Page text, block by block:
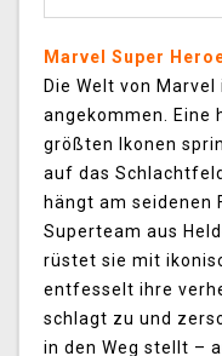
Marvel Super
Die Welt von
angekommen. Eine
größten Ikonen
auf das
hängt am seidenen
Superteam aus
rüstet sie mit
entfesselt ihre
schlagt zu und
in den Weg stellt –